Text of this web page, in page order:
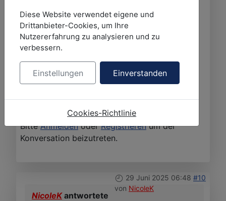
Bradley Harper - Miss Harkness und das
Damengambit
LG Meggie
BitteAnmeldenoderRegistrierenum der
Konversation beizutreten.
29 Juni 2025 06:48 #10
von NicoleK
NicoleKantwortete
Diese Website verwendet eigene und
Drittanbieter-Cookies, um Ihre
Nutzererfahrung zu analysieren und zu
verbessern.
Einstellungen Einverstanden
Cookies-Richtlinie